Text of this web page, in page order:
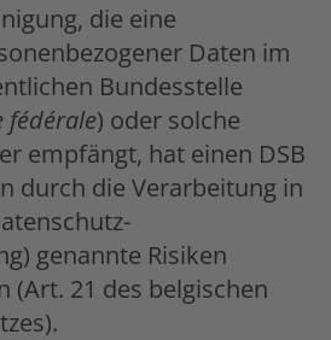
die eine
Daten im
Bundesstelle
) oder solche
empfängt, hat einen DSB
durch die Verarbeitung in
genannte Risiken
(Art. 21 des belgischen